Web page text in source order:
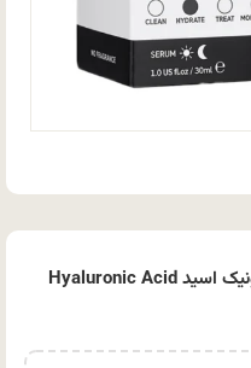
سرم پوست دی اینکی لیست هیالورونیک اسید Hyaluronic Acid